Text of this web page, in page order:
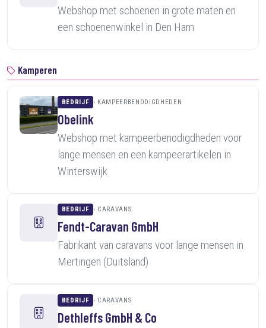
Webshop met schoenen in grote maten en
een schoenenwinkel in Den Ham
Kamperen
BEDRIJF KAMPEERBENODIGDHEDEN
Obelink
Webshop met kampeerbenodigdheden voor
lange mensen en een kampeerartikelen in
Winterswijk
BEDRIJF CARAVANS
Fendt-Caravan GmbH
Fabrikant van caravans voor lange mensen in
Mertingen (Duitsland)
BEDRIJF CARAVANS
Dethleffs GmbH & Co